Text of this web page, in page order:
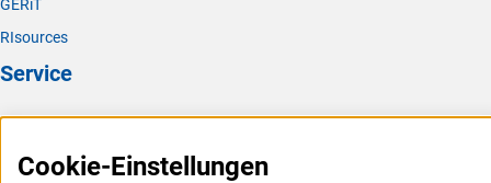
GERiT
RIsources
Service
Presse
FAQCookie-Einstellungen